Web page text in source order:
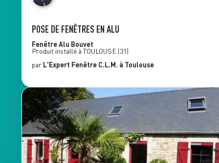
POSE DE FENÊTRES EN ALU
Fenêtre Alu Bouvet
Produit installé à TOULOUSE (31)
par L'Expert Fenêtre C.L.M. à Toulouse